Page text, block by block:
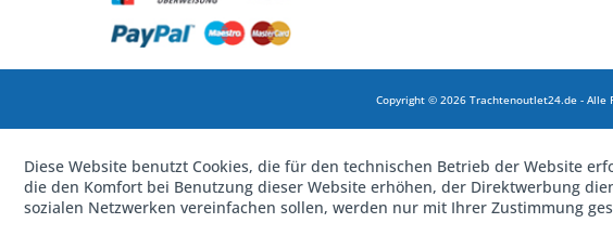
Copyright © 2026 Trachtenoutlet24.de -
Diese Website benutzt Cookies, die für den technischen Betrieb der Website
die den Komfort bei Benutzung dieser Website erhöhen, der Direktwerbung
sozialen Netzwerken vereinfachen sollen, werden nur mit Ihrer Zustimmung